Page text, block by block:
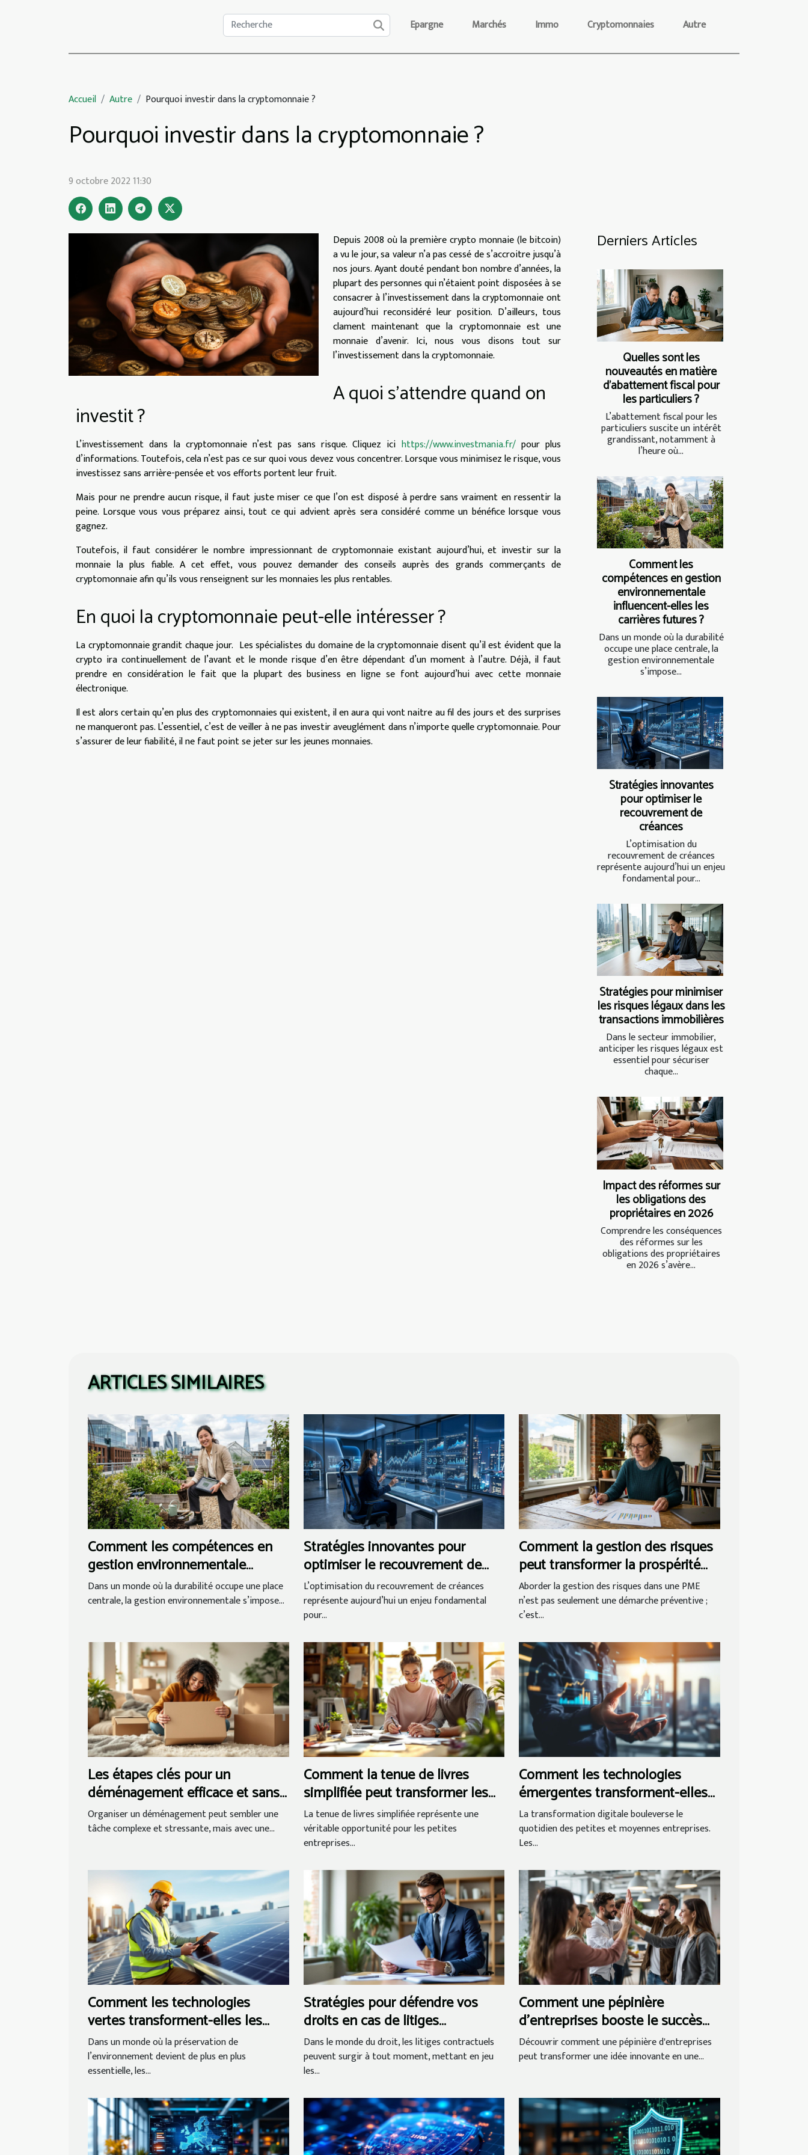
Epargne Marchés Immo Cryptomonnaies Autre
Accueil Autre Pourquoi investir dans la cryptomonnaie ?
Pourquoi investir dans la cryptomonnaie ?
9 octobre 2022 11:30
Depuis 2008 où la première crypto monnaie (le bitcoin)
a vu le jour, sa valeur n’a pas cessé de s’accroitre jusqu’à
nos jours. Ayant douté pendant bon nombre d’années, la
plupart des personnes qui n’étaient point disposées à se
consacrer à l’investissement dans la cryptomonnaie ont
aujourd’hui reconsidéré leur position. D’ailleurs, tous
clament maintenant que la cryptomonnaie est une
monnaie d’avenir. Ici, nous vous disons tout sur
l’investissement dans la cryptomonnaie.
A quoi s’attendre quand on
investit ?
L’investissement dans la cryptomonnaie n’est pas sans risque. Cliquez ici https://www.investmania.fr/pour plus
d’informations. Toutefois, cela n’est pas ce sur quoi vous devez vous concentrer. Lorsque vous minimisez le risque, vous
investissez sans arrière-pensée et vos efforts portent leur fruit.
Mais pour ne prendre aucun risque, il faut juste miser ce que l’on est disposé à perdre sans vraiment en ressentir la
peine. Lorsque vous vous préparez ainsi, tout ce qui advient après sera considéré comme un bénéfice lorsque vous
gagnez.
Toutefois, il faut considérer le nombre impressionnant de cryptomonnaie existant aujourd’hui, et investir sur la
monnaie la plus fiable. A cet effet, vous pouvez demander des conseils auprès des grands commerçants de
cryptomonnaie afin qu’ils vous renseignent sur les monnaies les plus rentables.
En quoi la cryptomonnaie peut-elle intéresser ?
La cryptomonnaie grandit chaque jour. Les spécialistes du domaine de la cryptomonnaie disent qu’il est évident que la
crypto ira continuellement de l’avant et le monde risque d’en être dépendant d’un moment à l’autre. Déjà, il faut
prendre en considération le fait que la plupart des business en ligne se font aujourd’hui avec cette monnaie
électronique.
Il est alors certain qu’en plus des cryptomonnaies qui existent, il en aura qui vont naitre au fil des jours et des surprises
ne manqueront pas. L’essentiel, c’est de veiller à ne pas investir aveuglément dans n’importe quelle cryptomonnaie. Pour
s’assurer de leur fiabilité, il ne faut point se jeter sur les jeunes monnaies.
Derniers Articles
Quelles sont les
nouveautés en matière
d'abattement fiscal pour
les particuliers ?
L’abattement fiscal pour les
particuliers suscite un intérêt
grandissant, notamment à
l’heure où...
Comment les
compétences en gestion
environnementale
influencent-elles les
carrières futures ?
Dans un monde où la durabilité
occupe une place centrale, la
gestion environnementale
s’impose...
Stratégies innovantes
pour optimiser le
recouvrement de
créances
L’optimisation du
recouvrement de créances
représente aujourd’hui un enjeu
fondamental pour...
Stratégies pour minimiser
les risques légaux dans les
transactions immobilières
Dans le secteur immobilier,
anticiper les risques légaux est
essentiel pour sécuriser
chaque...
Impact des réformes sur
les obligations des
propriétaires en 2026
Comprendre les conséquences
des réformes sur les
obligations des propriétaires
en 2026 s’avère...
ARTICLES SIMILAIRES
Comment les compétences en
gestion environnementale
influencent-elles les carrières
futures ?
Dans un monde où la durabilité occupe une place
centrale, la gestion environnementale s’impose...
Stratégies innovantes pour
optimiser le recouvrement de
créances
L’optimisation du recouvrement de créances
représente aujourd’hui un enjeu fondamental
pour...
Comment la gestion des risques
peut transformer la prospérité
des PME ?
Aborder la gestion des risques dans une PME
n’est pas seulement une démarche préventive ;
c’est...
Les étapes clés pour un
déménagement efficace et sans
tracas
Organiser un déménagement peut sembler une
tâche complexe et stressante, mais avec une...
Comment la tenue de livres
simplifiée peut transformer les
petites entreprises ?
La tenue de livres simplifiée représente une
véritable opportunité pour les petites
entreprises...
Comment les technologies
émergentes transforment-elles
les PME ?
La transformation digitale bouleverse le
quotidien des petites et moyennes entreprises.
Les...
Comment les technologies
vertes transforment-elles les
petites entreprises ?
Dans un monde où la préservation de
l’environnement devient de plus en plus
essentielle, les...
Stratégies pour défendre vos
droits en cas de litiges
contractuels
Dans le monde du droit, les litiges contractuels
peuvent surgir à tout moment, mettant en jeu
les...
Comment une pépinière
d'entreprises booste le succès
des startups ?
Découvrir comment une pépinière d'entreprises
peut transformer une idée innovante en une...